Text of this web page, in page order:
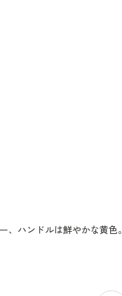
、ハンドルは鮮やかな黄色。